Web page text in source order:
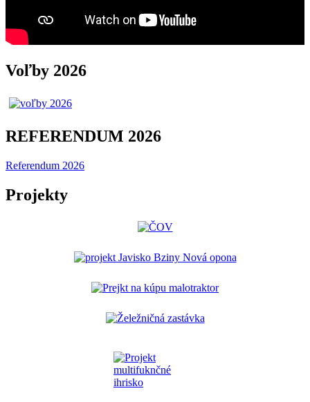
Voľby 2026
REFERENDUM 2026
Referendum 2026
Projekty